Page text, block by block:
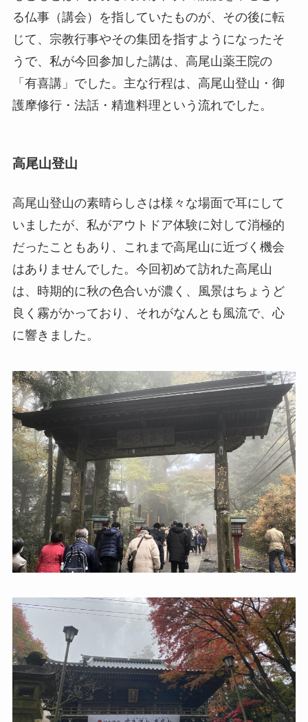
る仏事（講会）を指していたものが、その後に転
じて、宗教行事やその集団を指すようになったそ
うで、私が今回参加した講は、高尾山薬王院の
「有喜講」でした。主な行程は、高尾山登山・御
護摩修行・法話・精進料理という流れでした。
高尾山登山
高尾山登山の素晴らしさは様々な場面で耳にして
いましたが、私がアウトドア体験に対して消極的
だったこともあり、これまで高尾山に近づく機会
はありませんでした。今回初めて訪れた高尾山
は、時期的に秋の色合いが濃く、風景はちょうど
良く霧がかっており、それがなんとも風流で、心
に響きました。